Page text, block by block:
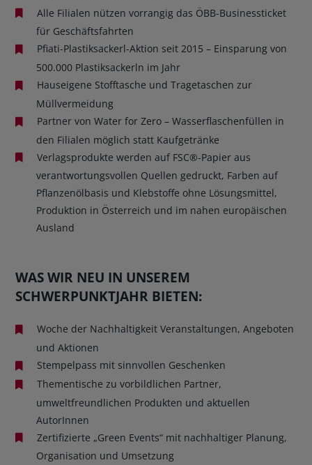
Alle Filialen nützen vorrangig das ÖBB-Businessticket
für Geschäftsfahrten
Pfiati-Plastiksackerl-Aktion seit 2015 – Einsparung von
500.000 Plastiksackerln im Jahr
Hauseigene Stofftasche und Tragetaschen zur
Müllvermeidung
Partner von Water for Zero – Wasserflaschenfüllen in
den Filialen möglich statt Kaufgetränke
Verlagsprodukte werden auf FSC®-Papier aus
verantwortungsvollen Quellen gedruckt, Farben auf
Pflanzenölbasis und Klebstoffe ohne Lösungsmittel,
Produktion in Österreich und im nahen europäischen
Ausland
WAS WIR NEU IN UNSEREM
SCHWERPUNKTJAHR BIETEN:
Woche der Nachhaltigkeit Veranstaltungen, Angeboten
und Aktionen
Stempelpass mit sinnvollen Geschenken
Thementische zu vorbildlichen Partner,
umweltfreundlichen Produkten und aktuellen
AutorInnen
Zertifizierte „Green Events“ mit nachhaltiger Planung,
Organisation und Umsetzung